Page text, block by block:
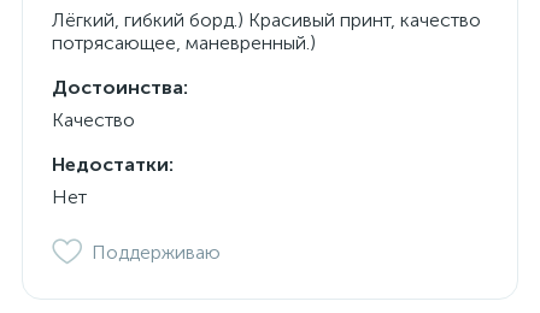
Лёгкий, гибкий борд.) Красивый принт, качество
потрясающее, маневренный.)
Достоинства:
Качество
Недостатки:
Нет
Поддерживаю